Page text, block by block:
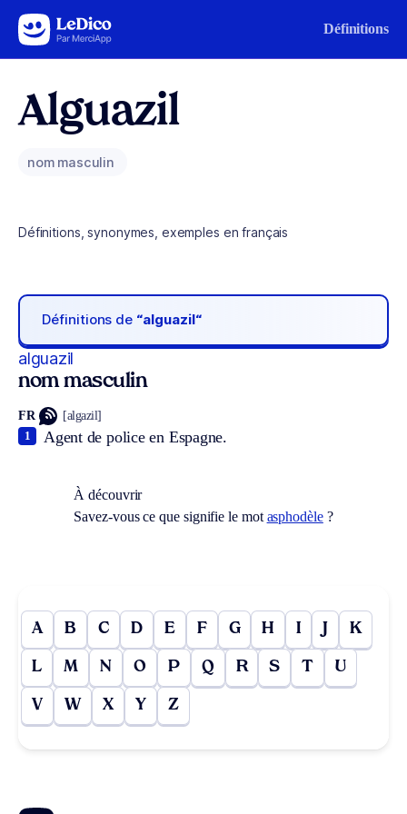
Aller au contenu Définitions
Alguazil
nom masculin
Définitions, synonymes, exemples en français
Définitions de “alguazil“
alguazil
nom masculin
FR [algazil]
Agent de police en Espagne.
1
À découvrir
Savez-vous ce que signifie le mot asphodèle?
A B C D E F G H I J K
L M N O P Q R S T U
V W X Y Z